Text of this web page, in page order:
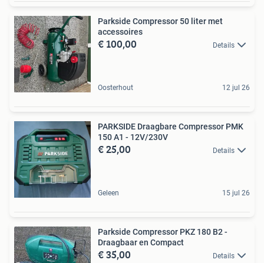
Parkside Compressor 50 liter met
accessoires
€ 100,00 Details
Oosterhout 12 jul 26
PARKSIDE Draagbare Compressor PMK
150 A1 - 12V/230V
€ 25,00 Details
Geleen 15 jul 26
Parkside Compressor PKZ 180 B2 -
Draagbaar en Compact
€ 35,00 Details